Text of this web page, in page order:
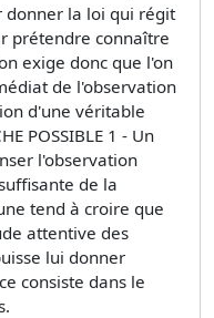
donner la loi qui régit
prétendre connaître
exige donc que l'on
de l'observation
d'une véritable
POSSIBLE 1 - Un
l'observation
de la
tend à croire que
attentive des
lui donner
consiste dans le